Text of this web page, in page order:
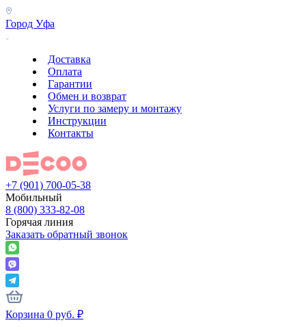
Город Уфа
Доставка
Оплата
Гарантии
Обмен и возврат
Услуги по замеру и монтажу
Инструкции
Контакты
+7 (901) 700-05-38
Мобильный
8 (800) 333-82-08
Горячая линия
Заказать обратный звонок
Корзина 0 руб. ₽